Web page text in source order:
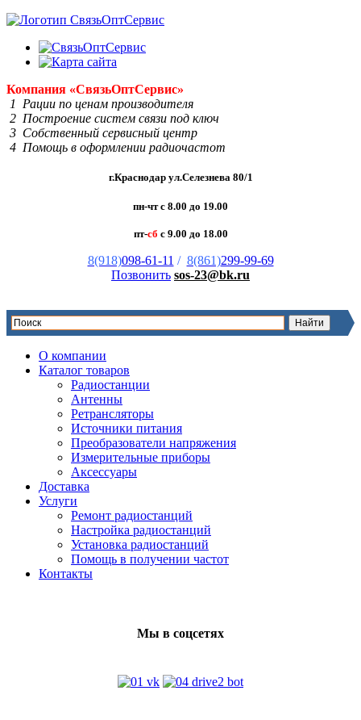
Компания «СвязьОптСервис»
1 Рации по ценам производителя
2 Построение систем связи под ключ
3 Собственный сервисный центр
4 Помощь в оформлении радиочастот
г.Краснодар ул.Селезнева 80/1
пн-чт с 8.00 до 19.00
пт-сб с 9.00 до 18.00
8(918)098-61-11 / 8(861)299-99-69
Позвонить sos-23@bk.ru
О компании
Каталог товаров
Радиостанции
Антенны
Ретрансляторы
Источники питания
Преобразователи напряжения
Измерительные приборы
Аксессуары
Доставка
Услуги
Ремонт радиостанций
Настройка радиостанций
Установка радиостанций
Помощь в получении частот
Контакты
Мы в соцсетях